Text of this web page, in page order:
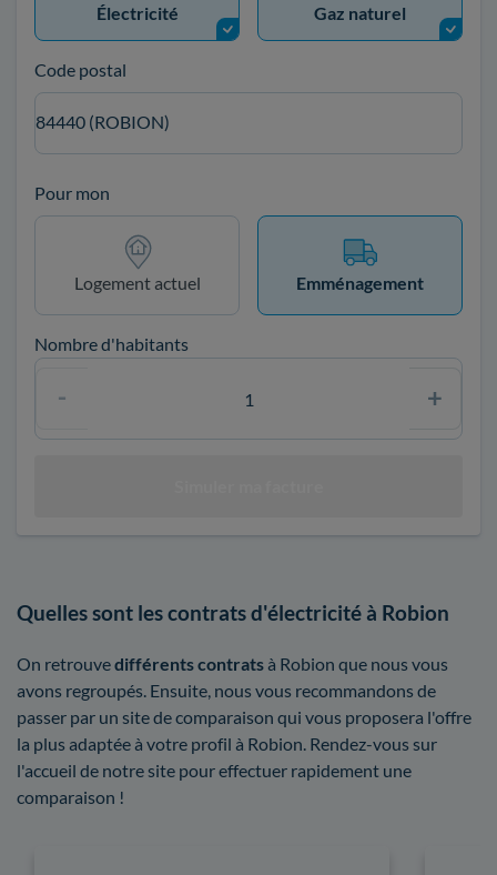
Électricité Gaz naturel
Code postal
84440 (ROBION)
Pour mon
Logement actuel Emménagement
Nombre d'habitants
Quelles sont les contrats d'électricité à Robion
On retrouvedifférents contratsà Robion que nous vous
avons regroupés. Ensuite, nous vous recommandons de
passer par un site de comparaison qui vous proposera l'offre
la plus adaptée à votre profil à Robion. Rendez-vous sur
l'accueil de notre site pour effectuer rapidement une
comparaison !